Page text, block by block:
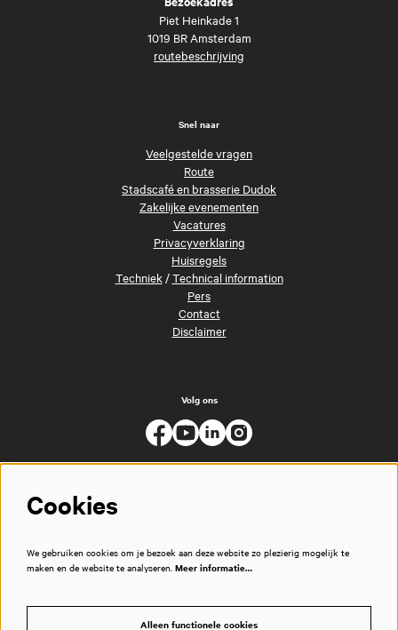
Piet Heinkade 1
1019 BR Amsterdam
routebeschrijving
Snel naar
Veelgestelde vragen
Route
Stadscafé en brasserie Dudok
Zakelijke evenementen
Vacatures
Privacyverklaring
Huisregels
Techniek/Technical information
Pers
Contact
Disclaimer
Volg ons
Cookies
We gebruiken cookies om je bezoek aan deze website zo plezierig mogelijk te
maken en de website te analyseren. Meer informatie…
Alleen functionele cookies